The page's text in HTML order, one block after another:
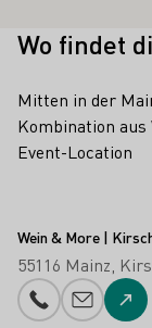
Wo findet
Mitten in der
Kombination aus
Event-Location
Wein & More |
55116 Mainz
Telefonnummer
E-Mail-Zur